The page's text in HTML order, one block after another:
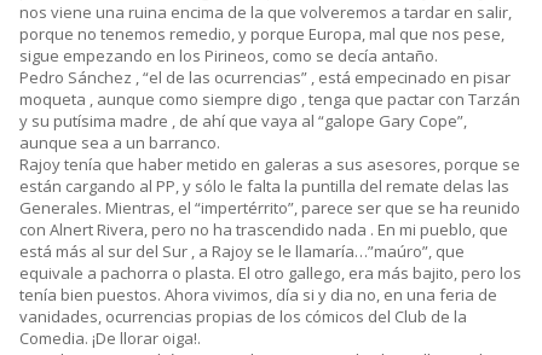
nos viene una ruina encima de la que volveremos a tardar en salir,
porque no tenemos remedio, y porque Europa, mal que nos pese,
sigue empezando en los Pirineos, como se decía antaño.
Pedro Sánchez , “el de las ocurrencias” , está empecinado en pisar
moqueta , aunque como siempre digo , tenga que pactar con Tarzán
y su putísima madre , de ahí que vaya al “galope Gary Cope”,
aunque sea a un barranco.
Rajoy tenía que haber metido en galeras a sus asesores, porque se
están cargando al PP, y sólo le falta la puntilla del remate delas las
Generales. Mientras, el “impertérrito”, parece ser que se ha reunido
con Alnert Rivera, pero no ha trascendido nada . En mi pueblo, que
está más al sur del Sur , a Rajoy se le llamaría…”maúro”, que
equivale a pachorra o plasta. El otro gallego, era más bajito, pero los
tenía bien puestos. Ahora vivimos, día si y dia no, en una feria de
vanidades, ocurrencias propias de los cómicos del Club de la
Comedia. ¡De llorar oiga!.